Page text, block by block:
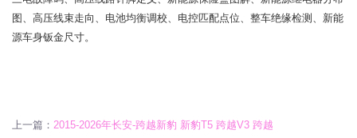
图、高压线束走向、电池均衡调校、电控匹配点位、整车绝缘检测、新能
源车身钣金尺寸。
上一篇： 2015-2026年长安-跨越新豹 新豹T5 跨越V3 跨越